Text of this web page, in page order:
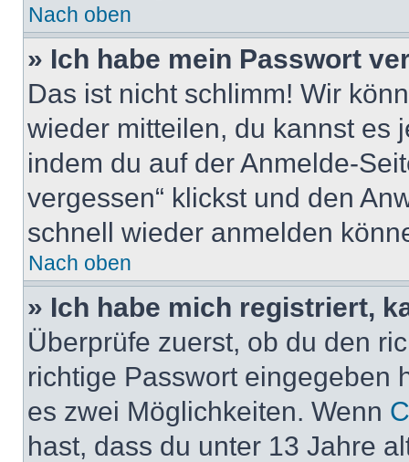
Nach oben
» Ich habe mein Passwort
Das ist nicht schlimm! Wir
wieder mitteilen, du kannst es
indem du auf der Anmelde-
vergessen“ klickst und den
schnell wieder anmelden
Nach oben
» Ich habe mich registriert,
Überprüfe zuerst, ob du den
richtige Passwort eingegeben
es zwei Möglichkeiten. Wenn
hast, dass du unter 13 Jahre